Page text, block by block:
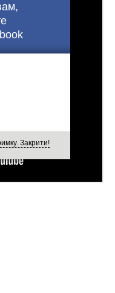
Закрити!